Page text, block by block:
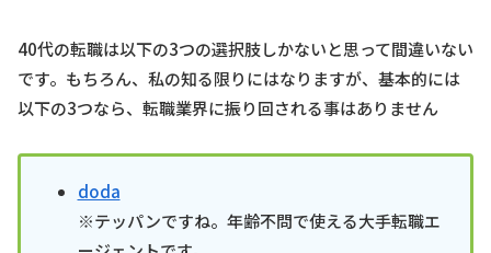
40代の転職は以下の3つの選択肢しかないと思って間違いない
です。もちろん、私の知る限りにはなりますが、基本的には
以下の3つなら、転職業界に振り回される事はありません
doda
※テッパンですね。年齢不問で使える大手転職エ